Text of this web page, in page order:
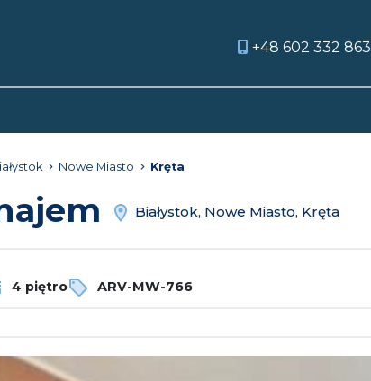
+48 602 332 863
Nowe Miasto Kręta
Białystok, Nowe Miasto, Kręta
4 piętro ARV-MW-766